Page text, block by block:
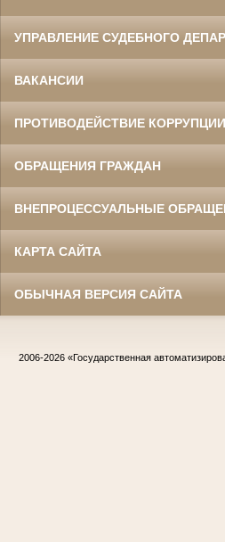
УПРАВЛЕНИЕ СУДЕБНОГО
ВАКАНСИИ
ПРОТИВОДЕЙСТВИЕ КОРРУПЦИИ
ОБРАЩЕНИЯ ГРАЖДАН
ВНЕПРОЦЕССУАЛЬНЫЕ
КАРТА САЙТА
ОБЫЧНАЯ ВЕРСИЯ САЙТА
2006-2026 «Государственная